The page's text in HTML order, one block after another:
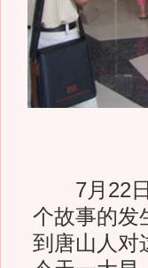
7月22日
个故事的
到唐山人对